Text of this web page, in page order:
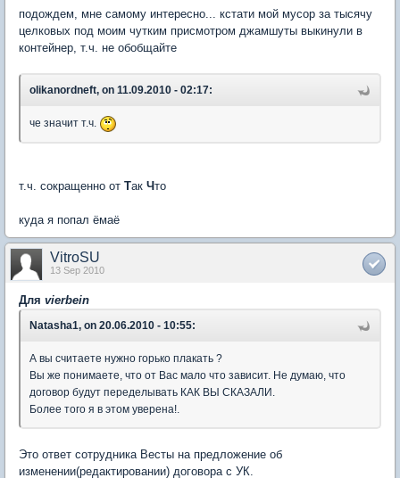
подождем, мне самому интересно... кстати мой мусор за тысячу
целковых под моим чутким присмотром джамшуты выкинули в
контейнер, т.ч. не обобщайте
olikanordneft, on 11.09.2010 - 02:17:
че значит т.ч.
т.ч. сокращенно от Так Что
куда я попал ёмаё
VitroSU
13 Sep 2010
Для vierbein
Natasha1, on 20.06.2010 - 10:55:
А вы считаете нужно горько плакать ?
Вы же понимаете, что от Вас мало что зависит. Не думаю, что
договор будут переделывать КАК ВЫ СКАЗАЛИ.
Более того я в этом уверена!.
Это ответ сотрудника Весты на предложение об
изменении(редактировании) договора с УК.